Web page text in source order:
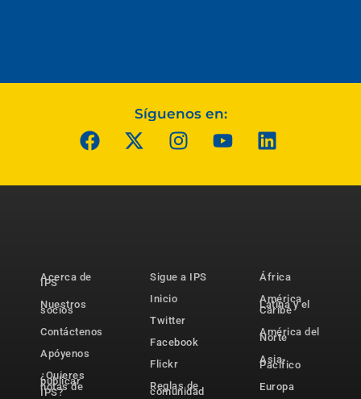
Síguenos en:
Acerca de
IPS
Nuestros
socios
Contáctenos
Apóyenos
¿Quieres
publicar
notas de
IPS?
Sigue a IPS
Inicio
Twitter
Facebook
Flickr
Reglas de
comunidad
África
América
Latina y el
Caribe
América del
Norte
Asia-
Pacífico
Europa